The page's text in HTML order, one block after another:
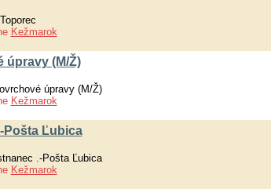
Kežmarok
úpravy (M/Ž)
úpravy (M/Ž)
Kežmarok
Pošta Ľubica
.-Pošta Ľubica
Kežmarok